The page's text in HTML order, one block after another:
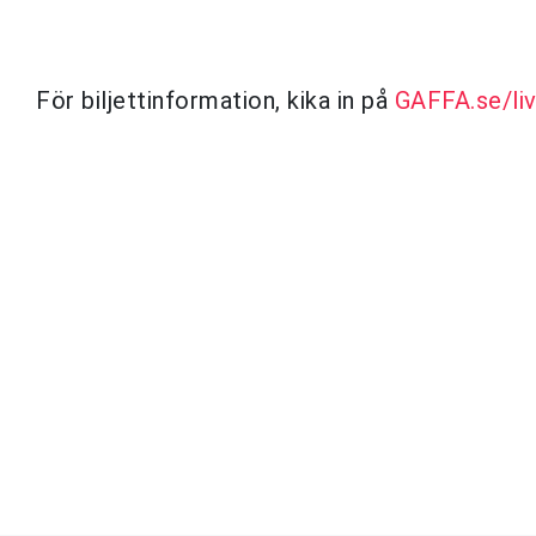
För biljettinformation, kika in på GAFFA.se/